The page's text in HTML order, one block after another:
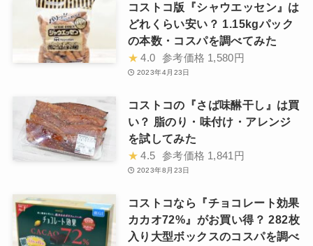
コストコ版『シャウエッセン』は
どれくらい安い？ 1.15kgパック
の本数・コスパを調べてみた
★ 4.0 参考価格 1,580円
2023年4月23日
コストコの『さば味醂干し』は買
い？ 脂のり・味付け・アレンジ
を試してみた
★ 4.5 参考価格 1,841円
2023年8月23日
コストコなら『チョコレート効果
カカオ72%』がお買い得？ 282枚
入り大型ボックスのコスパを調べ